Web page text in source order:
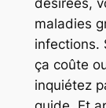
désirées,
maladies
infections.
ça coûte
inquiétez